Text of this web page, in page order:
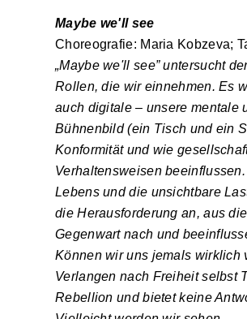
Maybe we'll see
Choreografie: Maria Kobzeva;
„Maybe we'll see” untersucht
Rollen, die wir einnehmen. Es
auch digitale – unsere mentale
Bühnenbild (ein Tisch und ein
Konformität und wie
Verhaltensweisen
Lebens und die unsichtbare
die Herausforderung an, aus
Gegenwart nach und
Können wir uns jemals wirklich
Verlangen nach Freiheit selbst
Rebellion und bietet keine